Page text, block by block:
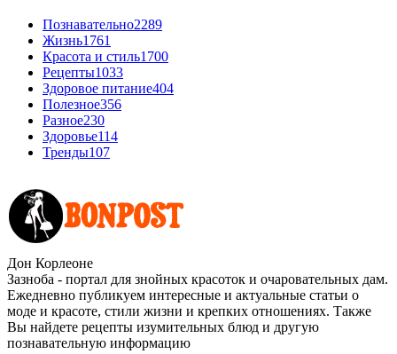
Познавательно2289
Жизнь1761
Красота и стиль1700
Рецепты1033
Здоровое питание404
Полезное356
Разное230
Здоровье114
Тренды107
Дон Корлеоне
Зазноба - портал для знойных красоток и очаровательных дам.
Ежедневно публикуем интересные и актуальные статьи о
моде и красоте, стили жизни и крепких отношениях. Также
Вы найдете рецепты изумительных блюд и другую
познавательную информацию